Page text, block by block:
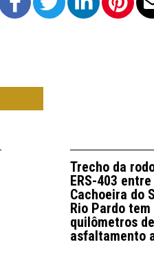
Trecho da
ERS-403 entre
Cachoeira do
Rio Pardo
quilômetros de
asfaltamento